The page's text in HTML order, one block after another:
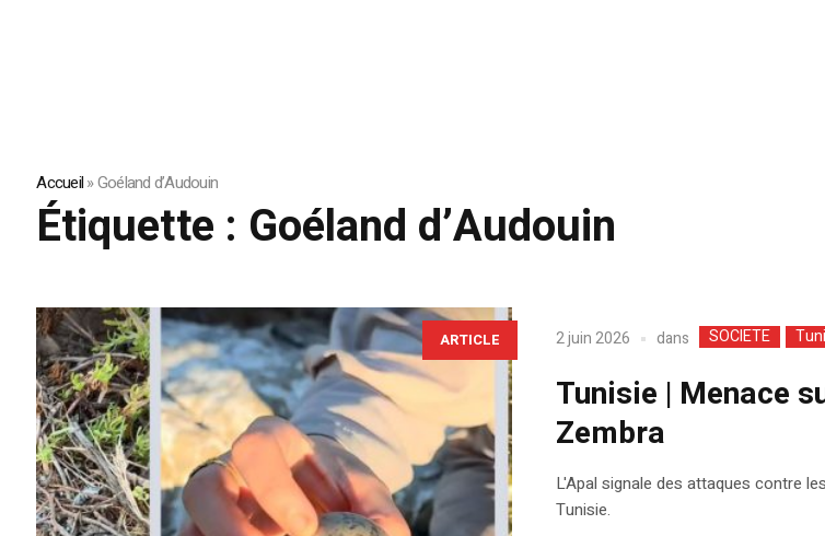
Accueil»Goéland d’Audouin
Étiquette : Goéland d’Audouin
ARTICLE 2 juin 2026 dans SOCIETE
Tunisie | Menace
Zembra
L'Apal signale des attaques contre
Tunisie.